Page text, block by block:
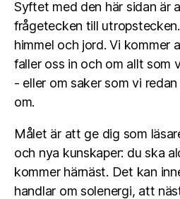
Syftet med den här sidan är
frågetecken till
himmel och jord. Vi kommer
faller oss in och om allt som
- eller om saker som vi
om.
Målet är att ge dig som
och nya kunskaper: du ska
kommer härnäst. Det kan
handlar om solenergi, att